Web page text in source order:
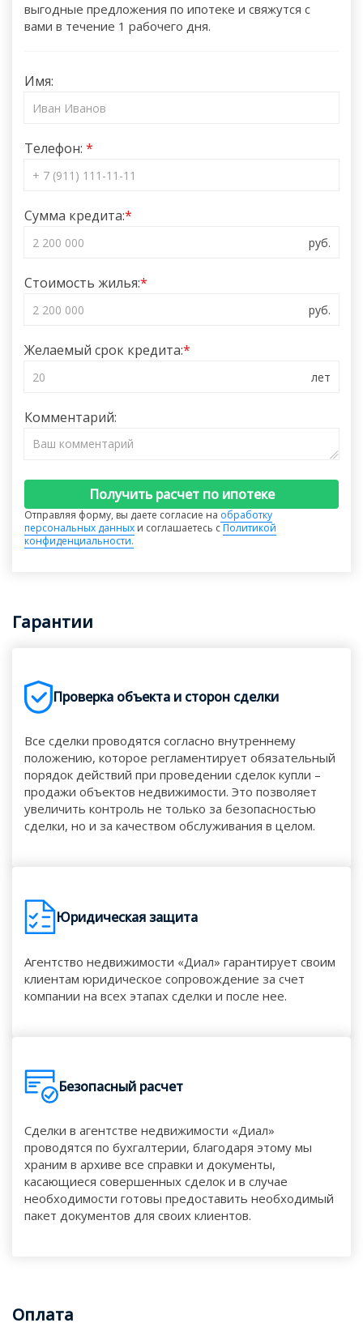
выгодные предложения по ипотеке и свяжутся с
вами в течение 1 рабочего дня.
Имя:
Телефон:
Сумма кредита:
Стоимость жилья:
Желаемый срок кредита:
Комментарий:
Получить расчет по ипотеке
Отправляя форму, вы даете согласие на обработку
персональных данных и соглашаетесь сПолитикой
конфиденциальности.
Гарантии
Проверка объекта и сторон сделки
Все сделки проводятся согласно внутреннему
положению, которое регламентирует обязательный
порядок действий при проведении сделок купли –
продажи объектов недвижимости. Это позволяет
увеличить контроль не только за безопасностью
сделки, но и за качеством обслуживания в целом.
Юридическая защита
Агентство недвижимости «Диал» гарантирует своим
клиентам юридическое сопровождение за счет
компании на всех этапах сделки и после нее.
Безопасный расчет
Сделки в агентстве недвижимости «Диал»
проводятся по бухгалтерии, благодаря этому мы
храним в архиве все справки и документы,
касающиеся совершенных сделок и в случае
необходимости готовы предоставить необходимый
пакет документов для своих клиентов.
Оплата